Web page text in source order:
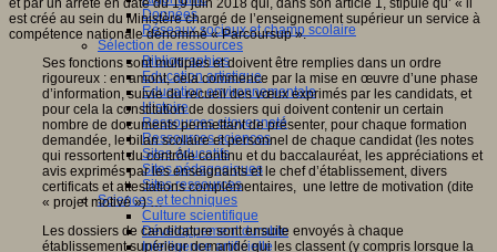
Données
Réseaux sociaux et champ scolaire
Sélection de ressources
Bibliographies
Education artistique
Education environnementale
Histoire
Ressources citoyenneté
Ressources sciences
Sites éducatifs
Sites pédagogiques
Sites ressources
Sciences et techniques
Culture scientifique
Développement durable
Intelligence artificielle
et par un arrêté en date du 19 juin 2018 qui, dans son article 1, stipule qu’ « il
est créé au sein du Ministère chargé de l’enseignement supérieur un service à
compétence nationale dénommé « Parcoursup ».
Ses fonctions sont multiples et doivent être remplies dans un ordre
rigoureux : en amont, cela commence par la mise en œuvre d’une phase
d’information, suivie du recueil des vœux exprimés par les candidats, et
pour cela la constitution de dossiers qui doivent contenir un certain
nombre de documents permettant de présenter, pour chaque formation
demandée, le bilan scolaire et personnel de chaque candidat (les notes
qui ressortent du contrôle continu et du baccalauréat, les appréciations et
avis exprimés par les enseignants et le chef d’établissement, divers
certificats et attestations complémentaires, une lettre de motivation (dite
« projet motivé ») …
Les dossiers de candidature sont ensuite envoyés à chaque
établissement supérieur demandé qui les classent (y compris lorsque la